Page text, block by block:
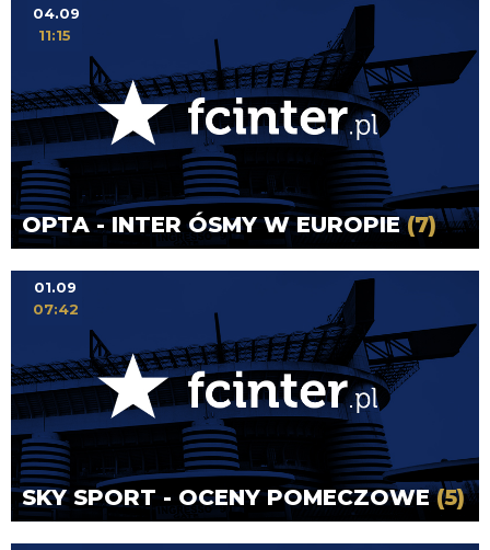
OPTA - INTER ÓSMY W EUROPIE(7)
04.09
11:15
SKY SPORT - OCENY POMECZOWE(5)
01.09
07:42